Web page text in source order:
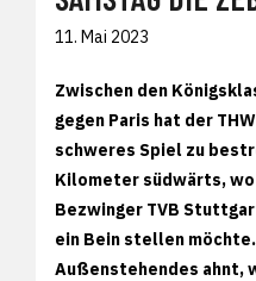
11. Mai 2023
Zwischen den
gegen Paris hat der
schweres Spiel zu
Kilometer südwärts,
Bezwinger TVB
ein Bein stellen
Außenstehendes ahnt,